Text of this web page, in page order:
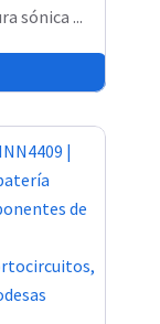
sónica ...